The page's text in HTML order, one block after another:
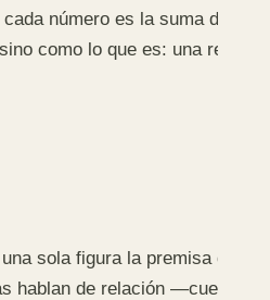
número es la suma de
como lo que es: una
sola figura la premisa de
hablan de relación —cuerpo,